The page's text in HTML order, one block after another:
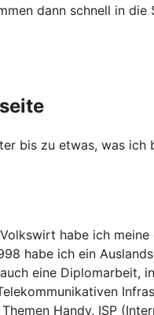
dann schnell in die
bis zu etwas, was ich
habe ich meine
habe ich ein
eine Diplomarbeit,
Handy, ISP